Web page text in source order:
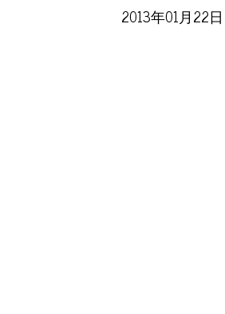
2013年01月22日